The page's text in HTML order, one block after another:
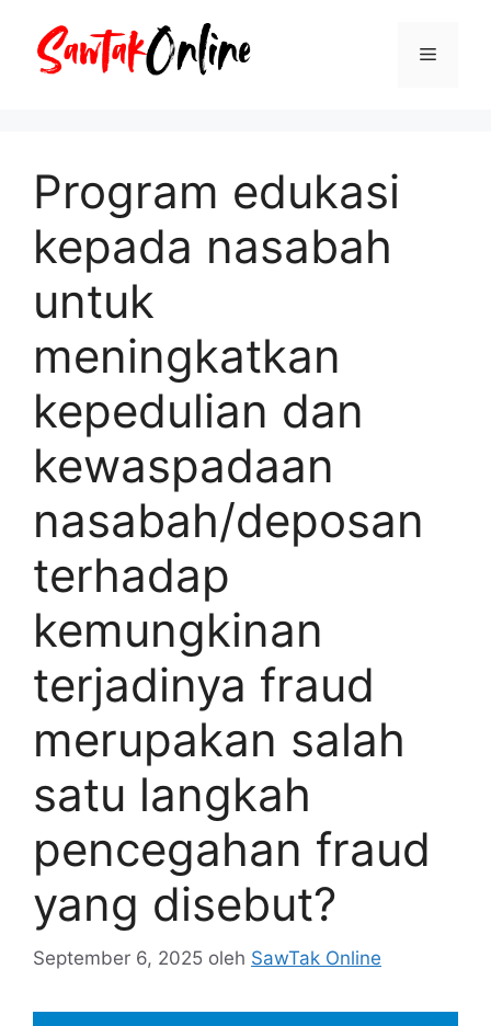
Menu
Program edukasi
kepada nasabah
untuk
meningkatkan
kepedulian dan
kewaspadaan
nasabah/deposan
terhadap
kemungkinan
terjadinya fraud
merupakan salah
satu langkah
pencegahan fraud
yang disebut?
September 6, 2025 oleh SawTak Online